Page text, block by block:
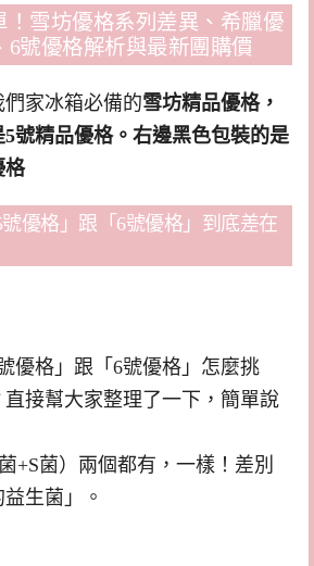
！雪坊優格系列差異、希臘優
6號優格解析與最新團購價
家冰箱必備的雪坊精品優格，
號精品優格。右邊黑色包裝的是
格
優格」跟「6號優格」到底差在
優格」跟「6號優格」怎麼挑
接幫大家整理了一下，簡單說
+S菌）兩個都有，一樣！差別
生菌」。